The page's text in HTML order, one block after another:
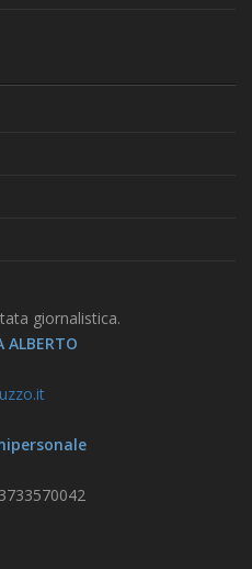
giornalistica.
ALBERTO